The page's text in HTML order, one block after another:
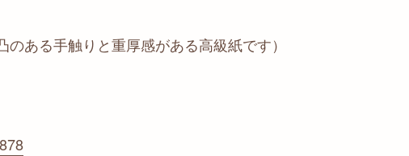
ある手触りと重厚感がある高級紙です）